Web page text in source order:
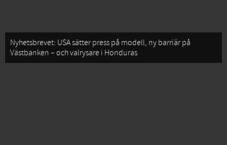
Nyhetsbrevet: USA sätter press på modell, ny barriär på
Västbanken – och valrysare i Honduras